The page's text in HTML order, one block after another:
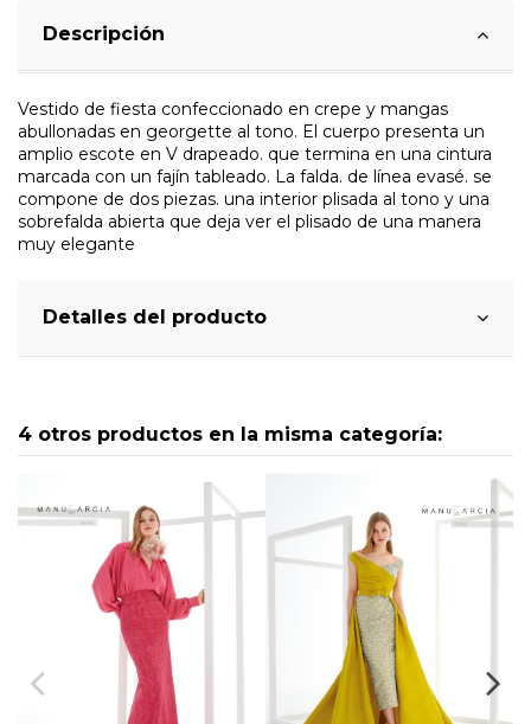
Descripción
Vestido de fiesta confeccionado en crepe y mangas
abullonadas en georgette al tono. El cuerpo presenta un
amplio escote en V drapeado. que termina en una cintura
marcada con un fajín tableado. La falda. de línea evasé. se
compone de dos piezas. una interior plisada al tono y una
sobrefalda abierta que deja ver el plisado de una manera
muy elegante
Detalles del producto
4 otros productos en la misma categoría: